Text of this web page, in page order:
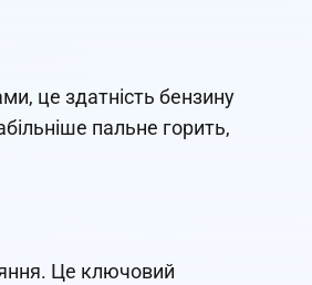
це здатність бензину
пальне горить,
Це ключовий